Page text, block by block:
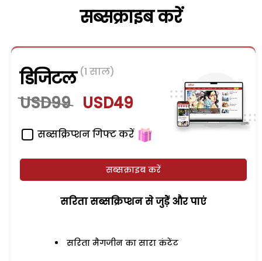
सब्सक्राइब करें
डिजिटल (1 साल)
USD99 USD49
सब्सक्रिप्शन गिफ्ट करें
सब्सक्राइब करें
सरिता सब्सक्रिप्शन से जुड़ेें और पाएं
सरिता मैगजीन का सारा कंटेंट